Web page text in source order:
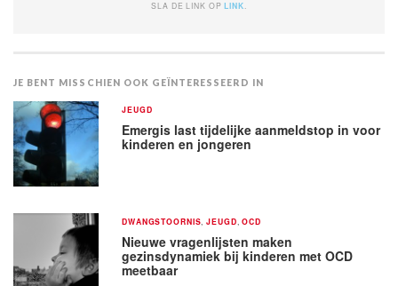
SLA DE LINK OPLINK
JE BENT MISSCHIEN OOK GEÏNTERESSEERD IN
JEUGD
Emergis last tijdelijke aanmeldstop in voor
kinderen en jongeren
DWANGSTOORNIS ,JEUGD ,OCD
Nieuwe vragenlijsten maken
gezinsdynamiek bij kinderen met OCD
meetbaar